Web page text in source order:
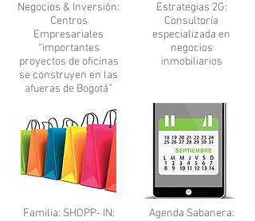
Negocios & Inversión:
Centros
Empresariales
“importantes
proyectos de oficinas
se construyen en las
afueras de Bogotá”
Familia: SHOPP- IN:
Estrategias 2G:
Consultoría
especializada en
negocios
inmobiliarios
Agenda Sabanera: